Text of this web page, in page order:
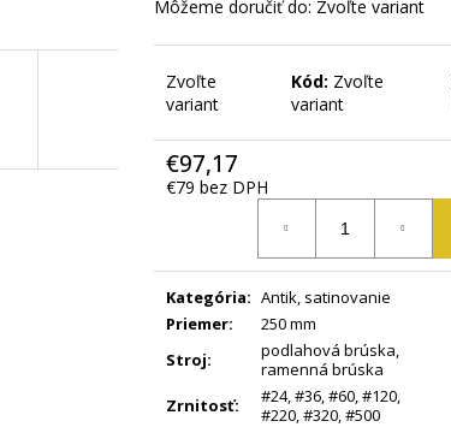
Môžeme doručiť do: Zvoľte variant
Zvoľte
variant
Kód: Zvoľte
variant
€97,17
€79 bez DPH
Kategória: Antik, satinovanie
Priemer:
250 mm
Stroj: podlahová brúska
ramenná brúska
Zrnitosť: #24, #36 #60 #120
#220 #320 #500